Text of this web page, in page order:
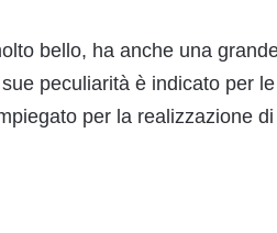
bello, ha anche una
peculiarità è indicato per le
per la realizzazione